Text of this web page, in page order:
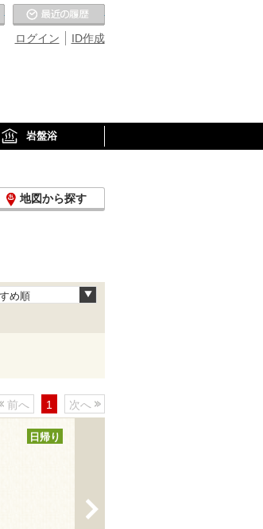
ID作成
ログイン
お気に入りの温泉
岩盤浴
地図から探す
め順
前へ 1 次へ
日帰り